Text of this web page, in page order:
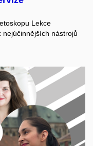
Lekce
nejúčinnějších nástrojů